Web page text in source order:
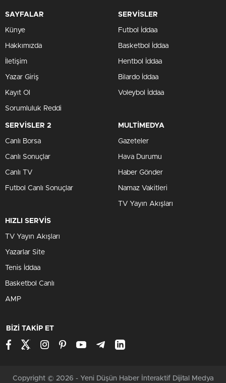
SAYFALAR
Künye
Hakkımızda
İletişim
Yazar Giriş
Kayıt Ol
Sorumluluk Reddi
SERVİSLER
Futbol İddaa
Basketbol İddaa
Hentbol İddaa
Bilardo İddaa
Voleybol İddaa
SERVİSLER 2
Canlı Borsa
Canlı Sonuçlar
Canlı TV
Futbol Canlı Sonuçlar
MULTİMEDYA
Gazeteler
Hava Durumu
Haber Gönder
Namaz Vakitleri
TV Yayın Akışları
HIZLI SERVİS
TV Yayın Akışları
Yazarlar Site
Tenis İddaa
Basketbol Canlı
AMP
BİZİ TAKİP ET
Copyright © 2026 - Yeni Düşün Haber İnteraktif Dijital Medya